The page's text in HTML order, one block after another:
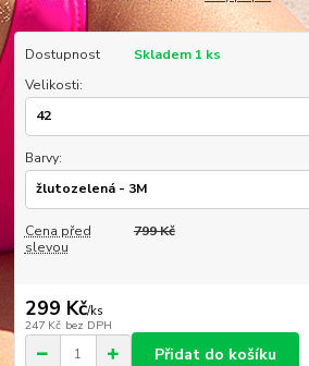
Dostupnost
Skladem 1 ks
Velikosti:
Barvy:
Cena před
slevou
799 Kč
299 Kč/ks
247 Kč bez DPH
Přidat do košíku